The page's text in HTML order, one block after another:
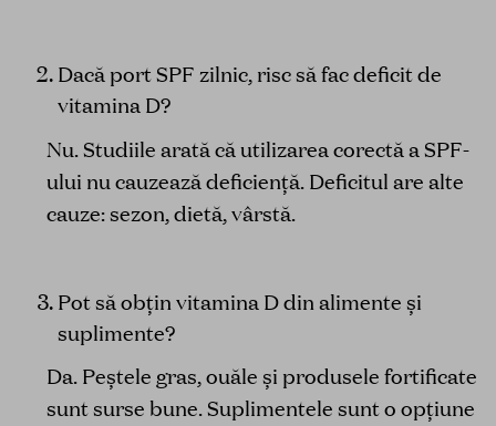
Dacă port SPF zilnic, risc să fac deficit de
vitamina D?
Nu. Studiile arată că utilizarea corectă a SPF-
ului nu cauzează deficiență. Deficitul are alte
cauze: sezon, dietă, vârstă.
Pot să obțin vitamina D din alimente și
suplimente?
Da. Peștele gras, ouăle și produsele fortificate
sunt surse bune. Suplimentele sunt o opțiune